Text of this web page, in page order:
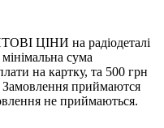
ЦІНИ на радіодеталі
сума
на картку, та 500 грн
Замовлення приймаются
не приймаються.